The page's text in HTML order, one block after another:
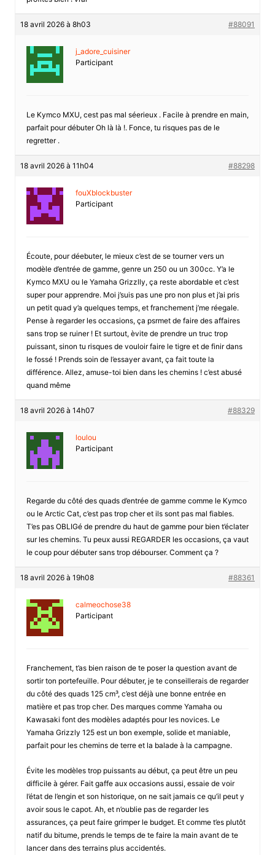
18 avril 2026 à 8h03 #88091
j_adore_cuisiner
Participant
Le Kymco MXU, cest pas mal séerieux . Facile à prendre en main,
parfait pour débuter Oh là là !. Fonce, tu risques pas de le
regretter .
18 avril 2026 à 11h04 #88298
fouXblockbuster
Participant
Écoute, pour déebuter, le mieux c’est de se tourner vers un
modèle d’entrée de gamme, genre un 250 ou un 300cc. Y’a le
Kymco MXU ou le Yamaha Grizzlly, ça reste abordable et c’est
super pour apprendre. Moi j’suis pas une pro non plus et j’ai pris
un petit quad y’a quelques temps, et franchement j’me réegale.
Pense à regarder les occasions, ça psrmet de faire des affaires
sans trop se ruiner ! Et surtout, èvite de prendre un truc trop
puissant, sinon tu risques de vouloir faire le tigre et de finir dans
le fossé ! Prends soin de l’essayer avant, ça fait toute la
différence. Allez, amuse-toi bien dans les chemins ! c’est abusé
quand même
18 avril 2026 à 14h07 #88329
loulou
Participant
Regarde du côté des quads d’entrée de gamme comme le Kymco
ou le Arctic Cat, c’est pas trop cher et ils sont pas mal fiables.
T’es pas OBLIGé de prendre du haut de gamme pour bien t’éclater
sur les chemins. Tu peux aussi REGARDER les occasions, ça vaut
le coup pour débuter sans trop débourser. Comment ça ?
18 avril 2026 à 19h08 #88361
calmeochose38
Participant
Franchement, t’as bien raison de te poser la question avant de
sortir ton portefeuille. Pour débuter, je te conseillerais de regarder
du côté des quads 125 cm³, c’est déjà une bonne entrée en
matière et pas trop cher. Des marques comme Yamaha ou
Kawasaki font des modèles adaptés pour les novices. Le
Yamaha Grizzly 125 est un bon exemple, solide et maniable,
parfait pour les chemins de terre et la balade à la campagne.
Évite les modèles trop puissants au début, ça peut être un peu
difficile à gérer. Fait gaffe aux occasions aussi, essaie de voir
l’état de l’engin et son historique, on ne sait jamais ce qu’il peut y
avoir sous le capot. Ah, et n’oublie pas de regarder les
assurances, ça peut faire grimper le budget. Et comme t’es plutôt
natif du bitume, prends le temps de te faire la main avant de te
lancer dans des terrains plus accidentés.